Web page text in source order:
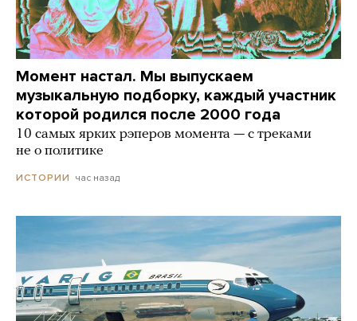
Момент настал. Мы выпускаем
музыкальную подборку, каждый участник
которой родился после 2000 года
10 самых ярких рэперов момента — с треками
не о политике
ИСТОРИИ час назад